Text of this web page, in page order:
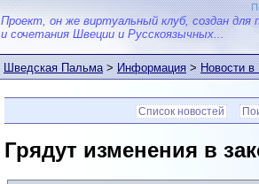
Проект, он же виртуальный клуб, создан для
и сочетания Швеции и Русскоязычных...
Шведская Пальма>Информация>Новости
Список новостей
Грядут изменения в